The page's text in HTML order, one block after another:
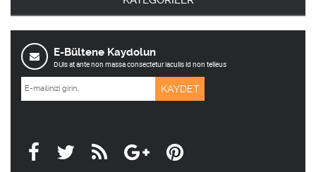
E-Bültene Kaydolun
DUis at ante non massa consectetur iaculis id non telleus